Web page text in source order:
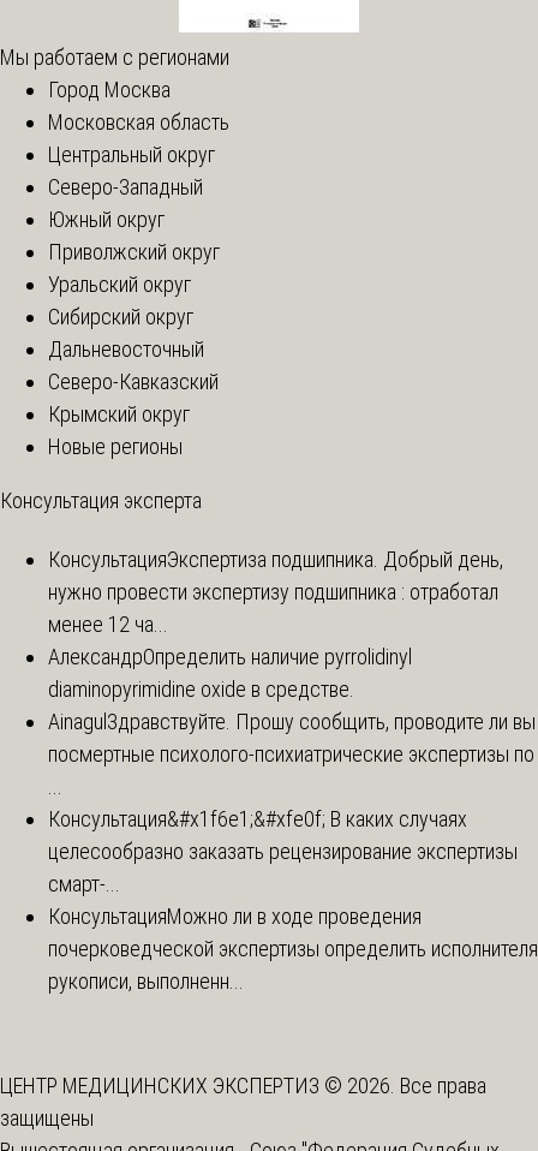
Мы работаем с регионами
Город Москва
Московская область
Центральный округ
Северо-Западный
Южный округ
Приволжский округ
Уральский округ
Сибирский округ
Дальневосточный
Северо-Кавказский
Крымский округ
Новые регионы
Консультация эксперта
КонсультацияЭкспертиза подшипника. Добрый день,
нужно провести экспертизу подшипника : отработал
менее 12 ча...
АлександрОпределить наличие pyrrolidinyl
diaminopyrimidine oxide в средстве.
Ainagul Здравствуйте. Прошу сообщить, проводите ли вы
посмертные психолого-психиатрические экспертизы по
...
Консультация&#x1f6e1;&#xfe0f; В каких случаях
целесообразно заказать рецензирование экспертизы
смарт-...
КонсультацияМожно ли в ходе проведения
почерковедческой экспертизы определить исполнителя
рукописи, выполненн...
ЦЕНТР МЕДИЦИНСКИХ ЭКСПЕРТИЗ © 2026. Все права
защищены